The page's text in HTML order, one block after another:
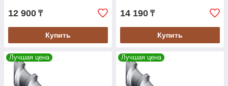
12 900 ₸
Купить
14 190 ₸
Купить
Лучшая цена Лучшая цена